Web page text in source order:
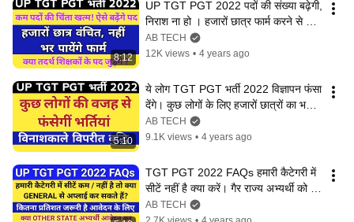
8:12
UP TGT PGT 2022 पदों की संख्या बढ़ेगी,
निराश ना हो । हजारों छात्र फार्म करने से
वंचित
AB TECH
12K views • 4 years ago
5:10
ये लोग TGT PGT भर्ती 2022 विज्ञापन फंसा
देंगे। कुछ लोगों के लिए हजारों छात्रों का भविष्य
दांव में
AB TECH
9.1K views • 4 years ago
TGT PGT 2022 FAQs हमारी कैटेगरी में
सीटें नहीं है क्या करें। गैर राज्य अभ्यर्थी को
कितना कोटा
AB TECH